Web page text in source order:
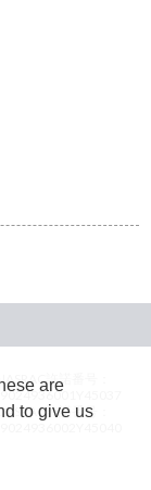
JASRAC許諾番号：
9024936001Y45037
JASRAC許諾番号：
are
to give us